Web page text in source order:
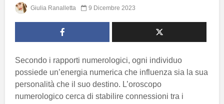
Giulia Ranalletta 9 Dicembre 2023
Secondo i rapporti numerologici, ogni individuo
possiede un’energia numerica che influenza sia la sua
personalità che il suo destino. L’oroscopo
numerologico cerca di stabilire connessioni tra i